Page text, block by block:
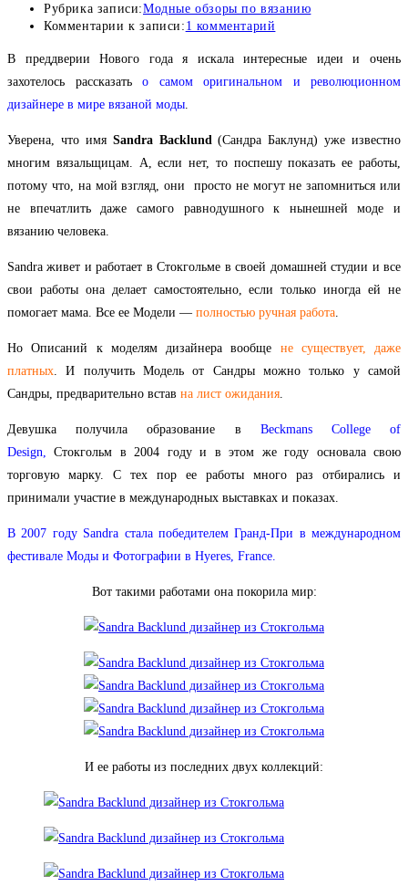
Рубрика записи:Модные обзоры по вязанию
Комментарии к записи: 1 комментарий
В преддверии Нового года я искала интересные идеи и очень
захотелось рассказать о самом оригинальном и революционном
дизайнере в мире вязаной моды.
Уверена, что имя Sandra Backlund(Сандра Баклунд) уже известно
многим вязальщицам. А, если нет, то поспешу показать ее работы,
потому что, на мой взгляд, они просто не могут не запомниться или
не впечатлить даже самого равнодушного к нынешней моде и
вязанию человека.
Sandra живет и работает в Стокгольме в своей домашней студии и все
свои работы она делает самостоятельно, если только иногда ей не
помогает мама. Все ее Модели — полностью ручная работа.
Но Описаний к моделям дизайнера вообще не существует, даже
платных. И получить Модель от Сандры можно только у самой
Сандры, предварительно встав на лист ожидания.
Девушка получила образование в Beckmans College of
Design,Стокгольм в 2004 году и в этом же году основала свою
торговую марку. С тех пор ее работы много раз отбирались и
принимали участие в международных выставках и показах.
В 2007 году Sandra стала победителем Гранд-При в международном
фестивале Моды и Фотографии в Hyeres, France.
Вот такими работами она покорила мир:
И ее работы из последних двух коллекций: